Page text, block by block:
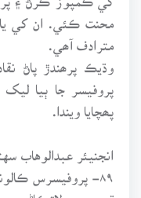
محنت ڪئي. ان کي
مترادف آھي.
وڌيڪ پرھندڙ پاڻ
پروفيسر جا ٻيا
پھچايا ويندا.
انجنيئر عبدالوهاب
قمبر روڊ، لاڙڪاڻو.